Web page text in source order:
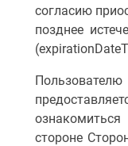
согласию
позднее
Пользователю
стороне